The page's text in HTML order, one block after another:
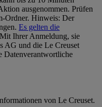
ausgenommen. Prüfen
Ordner. Hinweis: Der
Es gelten die
Mit Ihrer Anmeldung, sie
AG und die Le Creuset
Datenverantwortliche
von Le Creuset.